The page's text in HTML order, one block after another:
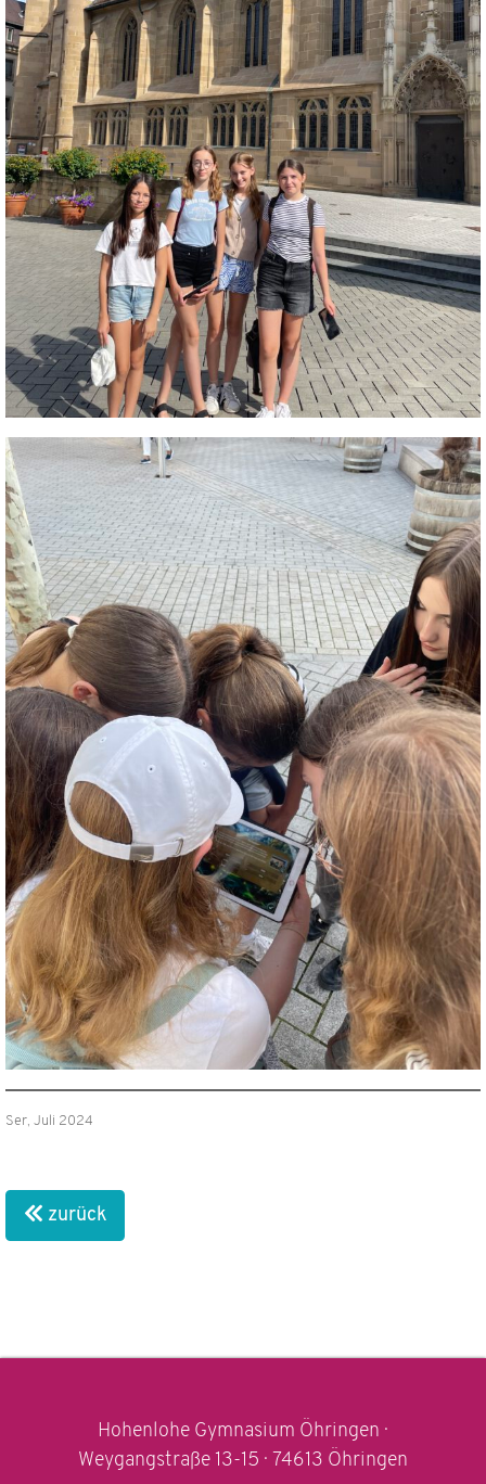
Ser, Juli 2024
zurück
Hohenlohe Gymnasium Öhringen ·
Weygangstraße 13-15 · 74613 Öhringen